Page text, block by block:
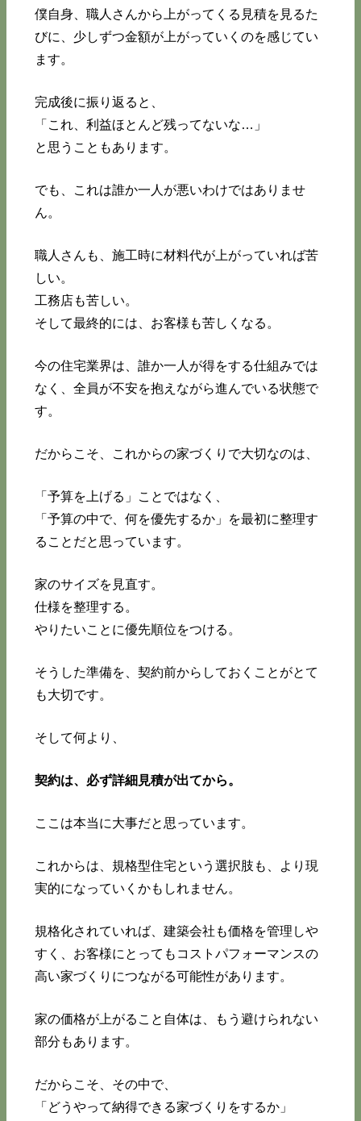
僕自身、職人さんから上がってくる見積を見るた
びに、少しずつ金額が上がっていくのを感じてい
ます。
完成後に振り返ると、
「これ、利益ほとんど残ってないな…」
と思うこともあります。
でも、これは誰か一人が悪いわけではありませ
ん。
職人さんも、施工時に材料代が上がっていれば苦
しい。
工務店も苦しい。
そして最終的には、お客様も苦しくなる。
今の住宅業界は、誰か一人が得をする仕組みでは
なく、全員が不安を抱えながら進んでいる状態で
す。
だからこそ、これからの家づくりで大切なのは、
「予算を上げる」ことではなく、
「予算の中で、何を優先するか」を最初に整理す
ることだと思っています。
家のサイズを見直す。
仕様を整理する。
やりたいことに優先順位をつける。
そうした準備を、契約前からしておくことがとて
も大切です。
そして何より、
契約は、必ず詳細見積が出てから。
ここは本当に大事だと思っています。
これからは、規格型住宅という選択肢も、より現
実的になっていくかもしれません。
規格化されていれば、建築会社も価格を管理しや
すく、お客様にとってもコストパフォーマンスの
高い家づくりにつながる可能性があります。
家の価格が上がること自体は、もう避けられない
部分もあります。
だからこそ、その中で、
「どうやって納得できる家づくりをするか」